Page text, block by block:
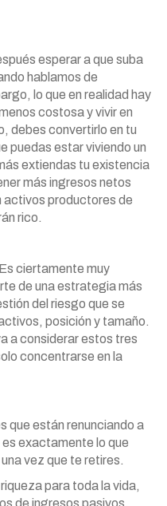
esperar a que suba
hablamos de
lo que en realidad hay
costosa y vivir en
debes convertirlo en tu
puedas estar viviendo un
extiendas tu existencia
más ingresos netos
activos productores de
rico.
ciertamente muy
de una estrategia más
del riesgo que se
posición y tamaño.
a considerar estos tres
concentrarse en la
que están renunciando a
exactamente lo que
vez que te retires.
para toda la vida,
de ingresos pasivos.